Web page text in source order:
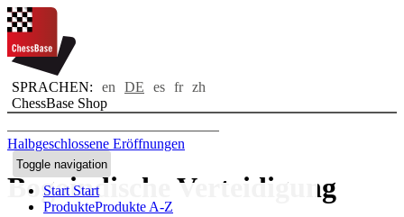
SPRACHEN: en DE es fr zh
ChessBase Shop
Toggle navigation
Start Start
ProdukteProdukte A-Z
Halbgeschlossene Eröffnungen
Bogoindische Verteidigung